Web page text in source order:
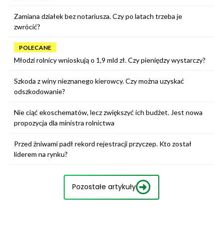
Zamiana działek bez notariusza. Czy po latach trzeba je
zwrócić?
POLECANE
Młodzi rolnicy wnioskują o 1,9 mld zł. Czy pieniędzy wystarczy?
Szkoda z winy nieznanego kierowcy. Czy można uzyskać
odszkodowanie?
Nie ciąć ekoschematów, lecz zwiększyć ich budżet. Jest nowa
propozycja dla ministra rolnictwa
Przed żniwami padł rekord rejestracji przyczep. Kto został
liderem na rynku?
Pozostałe artykuły